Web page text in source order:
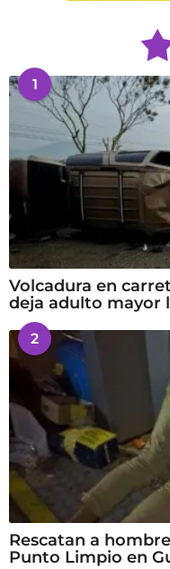
1
Volcadura en
deja adulto mayor
2
Rescatan a
Punto Limpio en